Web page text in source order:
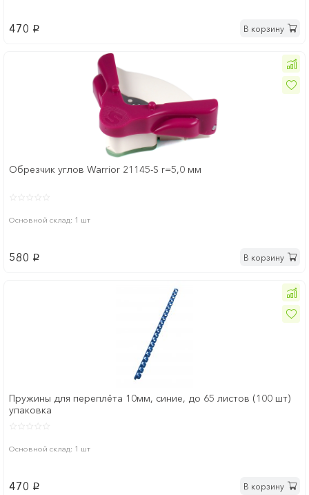
470 p В корзину
Обрезчик углов Warrior 21145-S r=5,0 мм
Основной склад: 1 шт
580 p В корзину
Пружины для переплёта 10мм, синие, до 65 листов (100 шт)
упаковка
Основной склад: 1 шт
470 p В корзину